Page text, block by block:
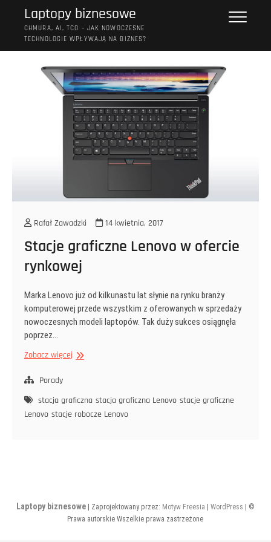
Laptopy biznesowe
CHMURA, AI, TCO – JAK NOWOCZESNE
TECHNOLOGIE WPŁYWAJĄ NA BIZNES?
Rafał Zawadzki 14 kwietnia, 2017
Stacje graficzne Lenovo w ofercie
rynkowej
Marka Lenovo już od kilkunastu lat słynie na rynku branży
komputerowej przede wszystkim z oferowanych w sprzedaży
nowoczesnych modeli laptopów. Tak duży sukces osiągnęła
poprzez…
Zobacz więcej Stacje
ofercie
rynkowej
Porady
stacja graficzna stacja graficzna Lenovo stacje graficzne
Lenovo stacje robocze Lenovo
Laptopy biznesowe | Zaprojektowany przez: Motyw Freesia |WordPress
| ©
Prawa autorskie Wszelkie prawa zastrzeżone